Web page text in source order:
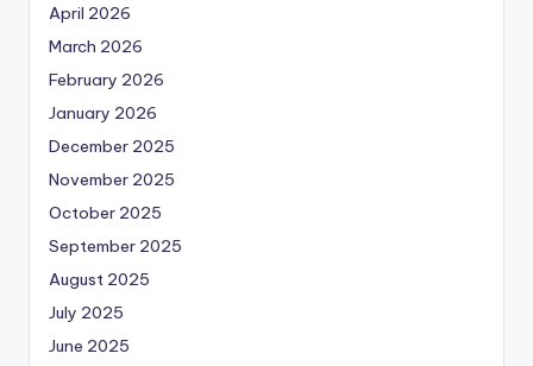
April 2026
March 2026
February 2026
January 2026
December 2025
November 2025
October 2025
September 2025
August 2025
July 2025
June 2025